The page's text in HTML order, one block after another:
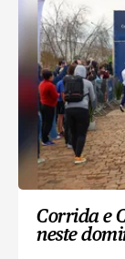
Corrida e
neste